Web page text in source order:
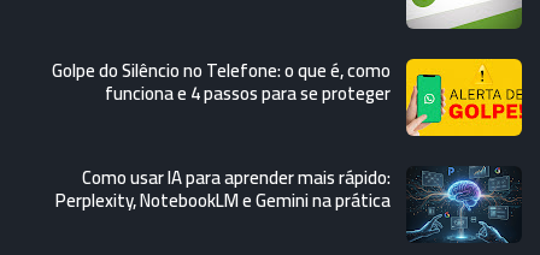
Golpe do Silêncio no Telefone: o que é, como
funciona e 4 passos para se proteger
Como usar IA para aprender mais rápido:
Perplexity, NotebookLM e Gemini na prática